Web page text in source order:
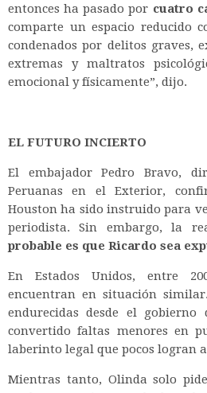
entonces ha pasado por cuatro
comparte un espacio reducido
condenados por delitos graves,
extremas y maltratos
emocional y físicamente”, dijo.
EL FUTURO INCIERTO
El embajador Pedro Bravo,
Peruanas en el Exterior,
Houston ha sido instruido para
periodista. Sin embargo, la
probable es que Ricardo sea
En Estados Unidos, entre
encuentran en situación
endurecidas desde el
convertido faltas menores en
laberinto legal que pocos logran
Mientras tanto, Olinda solo